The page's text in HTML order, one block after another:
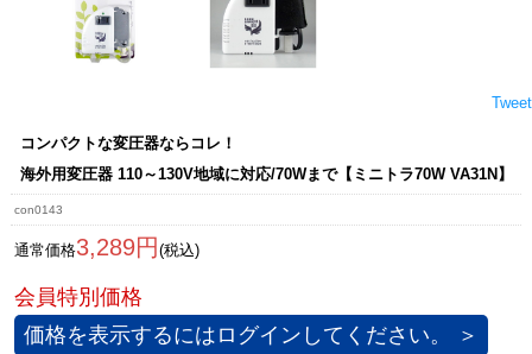
Tweet
コンパクトな変圧器ならコレ！
海外用変圧器 110～130V地域に対応/70Wまで【ミニトラ70W VA31N】
con0143
通常価格3,289円 (税込)
価格を表示するにはログインしてください。 ＞